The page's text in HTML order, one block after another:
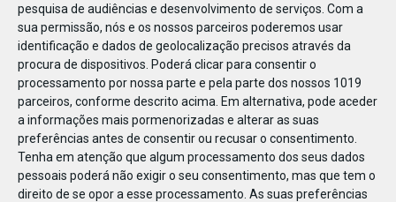
pesquisa de audiências e desenvolvimento de serviços. Com a
sua permissão, nós e os nossos parceiros poderemos usar
identificação e dados de geolocalização precisos através da
procura de dispositivos. Poderá clicar para consentir o
processamento por nossa parte e pela parte dos nossos 1019
parceiros, conforme descrito acima. Em alternativa, pode aceder
a informações mais pormenorizadas e alterar as suas
preferências antes de consentir ou recusar o consentimento.
Tenha em atenção que algum processamento dos seus dados
pessoais poderá não exigir o seu consentimento, mas que tem o
direito de se opor a esse processamento. As suas preferências
800221042390467